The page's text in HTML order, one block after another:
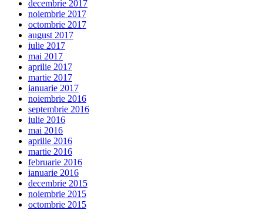
decembrie 2017
noiembrie 2017
octombrie 2017
august 2017
iulie 2017
mai 2017
aprilie 2017
martie 2017
ianuarie 2017
noiembrie 2016
septembrie 2016
iulie 2016
mai 2016
aprilie 2016
martie 2016
februarie 2016
ianuarie 2016
decembrie 2015
noiembrie 2015
octombrie 2015